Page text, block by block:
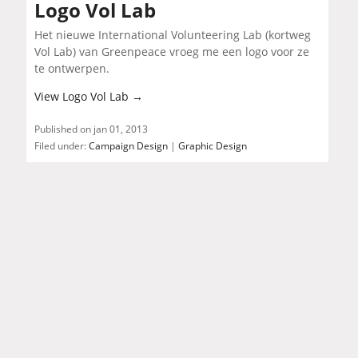
Logo Vol Lab
Het nieuwe International Volunteering Lab (kortweg
Vol Lab) van Greenpeace vroeg me een logo voor ze
te ontwerpen.
View Logo Vol Lab →
Published on jan 01, 2013
Filed under: Campaign Design| Graphic Design